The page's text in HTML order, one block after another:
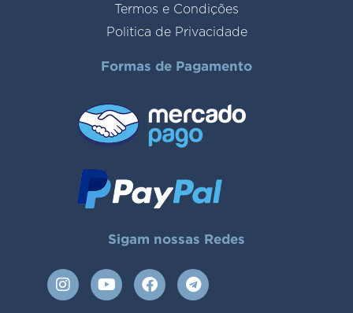
Termos e Condições
Politica de Privacidade
Formas de Pagamento
Sigam nossas Redes
I
n
Y
o
F
a
T
e